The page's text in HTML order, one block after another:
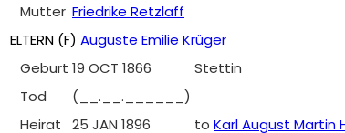
Mutter Friedrike Retzlaff
ELTERN (F) Auguste Emilie Krüger
Geburt 19 OCT 1866
Stettin
Tod
(__.__.______)
Heirat
25 JAN 1896 to Karl August Martin